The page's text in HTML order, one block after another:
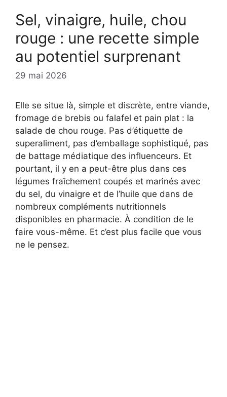
Sel, vinaigre, huile, chou
rouge : une recette simple
au potentiel surprenant
29 mai 2026
Elle se situe là, simple et discrète, entre viande,
fromage de brebis ou falafel et pain plat : la
salade de chou rouge. Pas d’étiquette de
superaliment, pas d’emballage sophistiqué, pas
de battage médiatique des influenceurs. Et
pourtant, il y en a peut-être plus dans ces
légumes fraîchement coupés et marinés avec
du sel, du vinaigre et de l’huile que dans de
nombreux compléments nutritionnels
disponibles en pharmacie. À condition de le
faire vous-même. Et c’est plus facile que vous
ne le pensez.